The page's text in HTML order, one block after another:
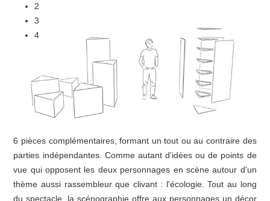
2
3
4
6 pièces complémentaires, formant un tout ou au contraire des
parties indépendantes. Comme autant d'idées ou de points de
vue qui opposent les deux personnages en scène autour d'un
thème aussi rassembleur que clivant : l'écologie. Tout au long
du spectacle, la scénographie offre aux personnages un décor